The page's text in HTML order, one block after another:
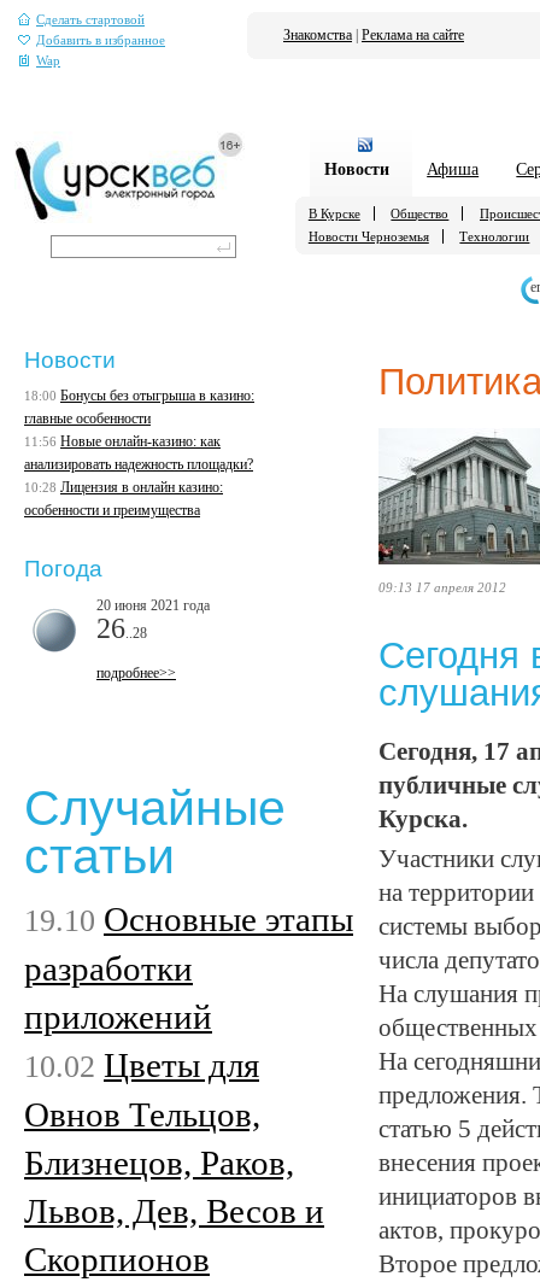
Сделать стартовой
Добавить в избранное
Wap
Знакомства Реклама на сайте
Новости Афиша
В Курске Общество
Новости Черноземья
Технологии
09:13 17 апреля 2012
Сегодня
Сегодня, 17
публичные
Курска.
Участники
на
системы
числа
На слушания
общественных
На
предложения.
статью 5
внесения
инициаторов
актов,
Второе
Новости
18:00 Бонусы без отыгрыша в казино:
главные особенности
11:56 Новые онлайн-казино: как
анализировать надежность площадки?
10:28 Лицензия в онлайн казино:
особенности и преимущества
Погода
20 июня 2021 года
26 ..28
подробнее>>
Случайные
статьи
19.10 Основные этапы
разработки
приложений
10.02 Цветы для
Овнов Тельцов,
Близнецов, Раков,
Львов, Дев, Весов и
Скорпионов